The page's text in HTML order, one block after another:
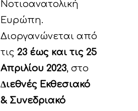
Νοτιοανατολική
Ευρώπη.
Διοργανώνεται από
τις 23 έως και τις 25
Απριλίου 2023, στο
∆ιεθνές Εκθεσιακό
& Συνεδριακό